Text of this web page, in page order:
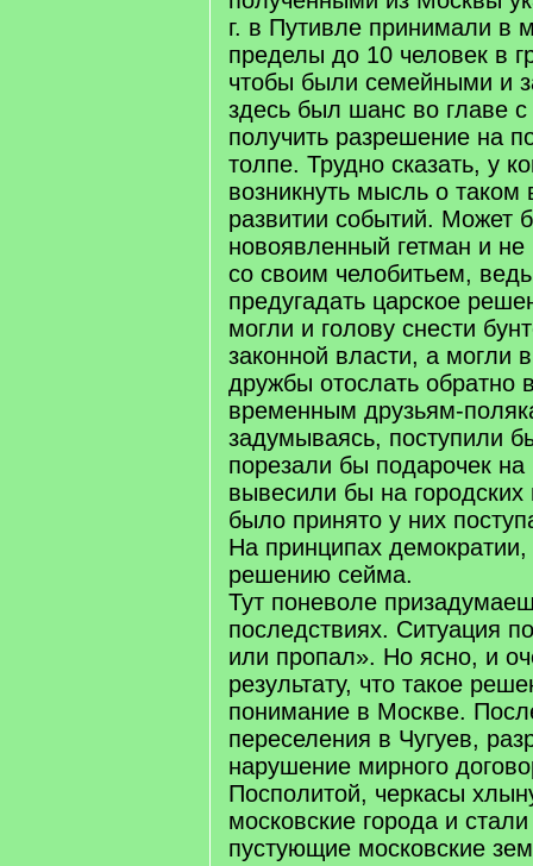
г. в Путивле принимали в
пределы до 10 человек в
чтобы были семейными и
здесь был шанс во главе
получить разрешение на
толпе. Трудно сказать, у
возникнуть мысль о
развитии событий. Может
новоявленный гетман и
со своим челобитьем,
предугадать царское
могли и голову снести
законной власти, а могли
дружбы отослать обратно
временным друзьям-
задумываясь, поступили
порезали бы подарочек на
вывесили бы на городских
было принято у них
На принципах демократии,
решению сейма.
Тут поневоле
последствиях. Ситуация
или пропал». Но ясно, и
результату, что такое
понимание в Москве.
переселения в Чугуев,
нарушение мирного
Посполитой, черкасы
московские города и стали
пустующие московские